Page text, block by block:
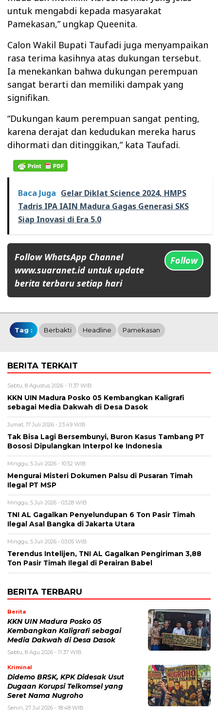
untuk mengabdi kepada masyarakat
Pamekasan,” ungkap Queenita.
Calon Wakil Bupati Taufadi juga menyampaikan
rasa terima kasihnya atas dukungan tersebut.
Ia menekankan bahwa dukungan perempuan
sangat berarti dan memiliki dampak yang
signifikan.
“Dukungan kaum perempuan sangat penting,
karena derajat dan kedudukan mereka harus
dihormati dan ditinggikan,” kata Taufadi.
Baca Juga Gelar Diklat Science 2024, HMPS
Tadris IPA IAIN Madura Gagas Generasi SKS
Siap Inovasi di Era 5.0
Follow WhatsApp Channel
www.suaranet.id untuk update
berita terbaru setiap hari
Follow
Tag : Berbakti Headline Pamekasan
BERITA TERKAIT
Sabtu, 8 Agustus 2026 - 11:37 WIB
KKN UIN Madura Posko 05 Kembangkan Kaligrafi
sebagai Media Dakwah di Desa Dasok
Jumat, 17 Juli 2026 - 23:49 WIB
Tak Bisa Lagi Bersembunyi, Buron Kasus Tambang PT
Bososi Dipulangkan Interpol ke Indonesia
Minggu, 5 Juli 2026 - 10:52 WIB
Mengurai Misteri Dokumen Palsu di Pusaran Timah
Ilegal PT MSP
Minggu, 5 Juli 2026 - 03:28 WIB
TNI AL Gagalkan Penyelundupan 6 Ton Pasir Timah
Ilegal Asal Bangka di Jakarta Utara
Minggu, 5 Juli 2026 - 03:05 WIB
Terendus Intelijen, TNI AL Gagalkan Pengiriman 3,88
Ton Pasir Timah Ilegal di Perairan Babel
BERITA TERBARU
Berita
KKN UIN Madura Posko 05
Kembangkan Kaligrafi sebagai
Media Dakwah di Desa Dasok
Sabtu, 8 Agu 2026 - 11:37 WIB
Kriminal
Didemo BRSK, KPK Didesak Usut
Dugaan Korupsi Telkomsel yang
Seret Nama Nugroho
Senin, 27 Jul 2026 - 18:48 WIB